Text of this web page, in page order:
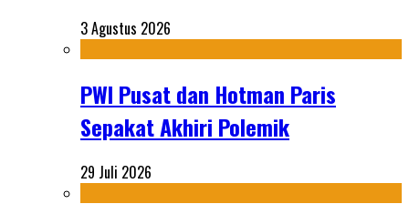
3 Agustus 2026
PWI Pusat dan Hotman Paris
Sepakat Akhiri Polemik
29 Juli 2026